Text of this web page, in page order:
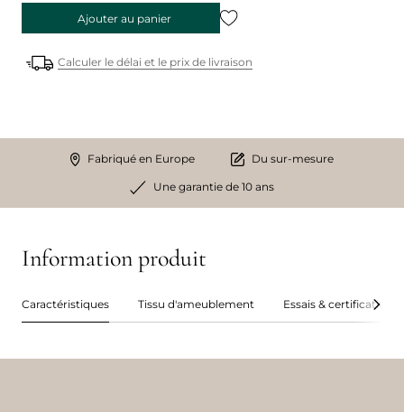
Ajouter au panier
Calculer le délai et le prix de livraison
Fabriqué en Europe Du sur-mesure
Une garantie de 10 ans
Information produit
Caractéristiques Tissu d'ameublement Essais & certifications